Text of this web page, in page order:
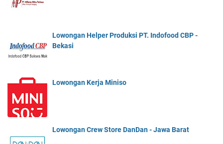
Lowongan Helper Produksi PT. Indofood CBP -
Bekasi
Lowongan Kerja Miniso
Lowongan Crew Store DanDan - Jawa Barat